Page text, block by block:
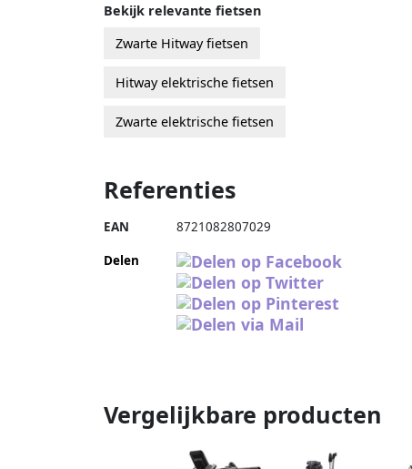
Bekijk relevante fietsen
Zwarte Hitway fietsen
Hitway elektrische fietsen
Zwarte elektrische fietsen
Referenties
EAN 8721082807029
Delen
Vergelijkbare producten